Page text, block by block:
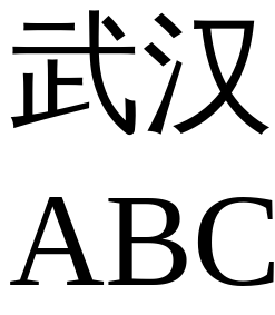
武汉
ABC